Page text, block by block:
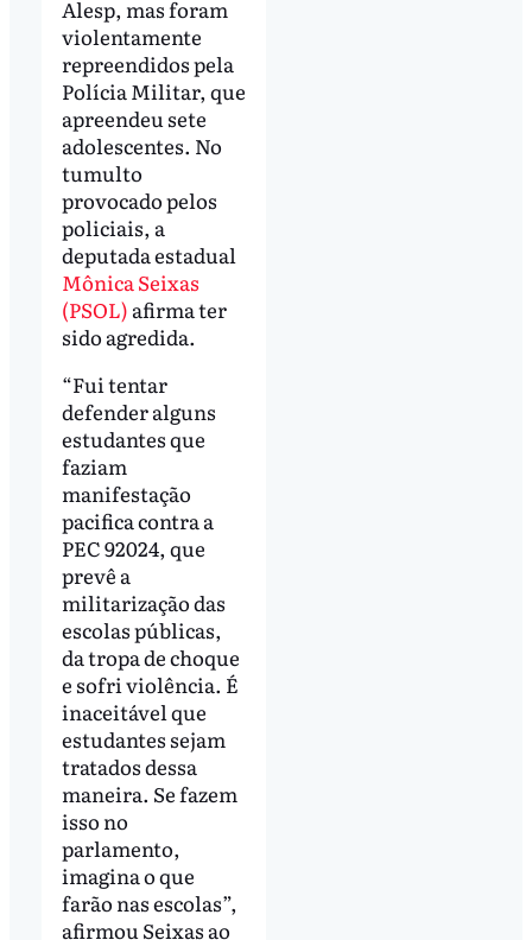
Alesp, mas foram
violentamente
repreendidos pela
Polícia Militar, que
apreendeu sete
adolescentes. No
tumulto
provocado pelos
policiais, a
deputada estadual
Mônica Seixas
(PSOL) afirma ter
sido agredida.
“Fui tentar
defender alguns
estudantes que
faziam
manifestação
pacifica contra a
PEC 92024, que
prevê a
militarização das
escolas públicas,
da tropa de choque
e sofri violência. É
inaceitável que
estudantes sejam
tratados dessa
maneira. Se fazem
isso no
parlamento,
imagina o que
farão nas escolas”,
afirmou Seixas ao